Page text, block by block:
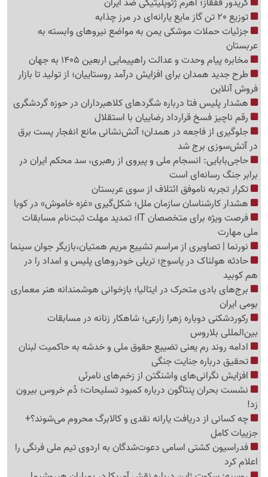
توزیع 20 تن گاز مایع یارانه‌ای در مرز چذابه
جزئیات حملات موشکی یمن به مواضع نیروهای وابسته به
عربستان
مخابره پیام وحدت و عدالت راهپیمایی اربعین 1405 به جهان
طرح جدید همدان برای افزایش درآمد روستاییان؛ از تولید تا بازار
فروش آنلاین
هشدار پلیس فتا درباره شگردهای کلاهبرداران در حوزه گردشگری
رقم ناچیز فسخ قرارداد رضاییان با استقلال
جلوگیری از فاجعه در همدان؛ آتش‌نشانی مانع انفجار پست برق
در آتش‌سوزی برج شد
حاجی‌بابایی: انسجام ملی و پیروی از رهبری، سد محکم ایران در
برابر جنگ رسانه‌ای است
تکرار تجربه ناموفق ائتلاف از سوی عربستان
هشدار کارشناسان سازمان ملل؛ شکل‌گیری «غزه‌ خاموش» در کوبا
فرصت ویژه برای متخصصان IT؛ تمدید مهلت ثبت‌نام مسابقات
ملی مهارت
نورنما | تصاویری از مراسم تشییع مریم همتیان،بازیگر جوان سینما
حادثه هولناک در یاسوج؛ تریلی خودروهای پلیس و امداد را در
هم کوبید
برج‌های بادی متحرک در ایتالیا؛ بازخوانی هوشمندانه هنر معماری
بومی ایران
رکوردشکنی دوباره زهرا زارعی؛ شاهکار زنانه در مسابقات
بین‌المللی بلاروس
ادامه روند رم یعنی تضییع حقوق ملی و خدشه به حاکمیت لبنان
تحقیق درباره جنایت جنگی
افزایش نگرانی‌های واشنگتن از زخم‌های نامرئی
نشست بحران پنتاگون درباره کمبود تسلیحات؛ دُم خروس بیرون
زد!
چه کسانی از دریافت یارانه نقدی و کالابرگ محروم می‌شوند؟+
جزییات کامل
فدراسیون کشتی اسامی دعوت‌شدگان به اردوی تیم ملی فرنگی را
اعلام کرد